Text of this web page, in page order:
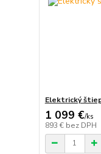
Elektrický
1 099 €/ks
893 € bez DPH